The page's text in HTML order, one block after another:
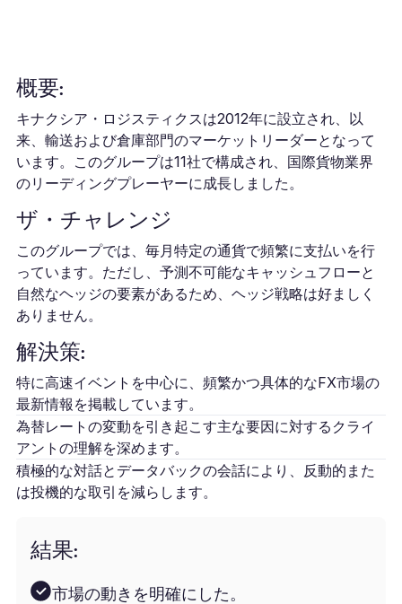
概要:
キナクシア・ロジスティクスは2012年に設立され、以
来、輸送および倉庫部門のマーケットリーダーとなって
います。このグループは11社で構成され、国際貨物業界
のリーディングプレーヤーに成長しました。
ザ・チャレンジ
このグループでは、毎月特定の通貨で頻繁に支払いを行
っています。ただし、予測不可能なキャッシュフローと
自然なヘッジの要素があるため、ヘッジ戦略は好ましく
ありません。
解決策:
特に高速イベントを中心に、頻繁かつ具体的なFX市場の
最新情報を掲載しています。
為替レートの変動を引き起こす主な要因に対するクライ
アントの理解を深めます。
積極的な対話とデータバックの会話により、反動的また
は投機的な取引を減らします。
結果:
市場の動きを明確にした。